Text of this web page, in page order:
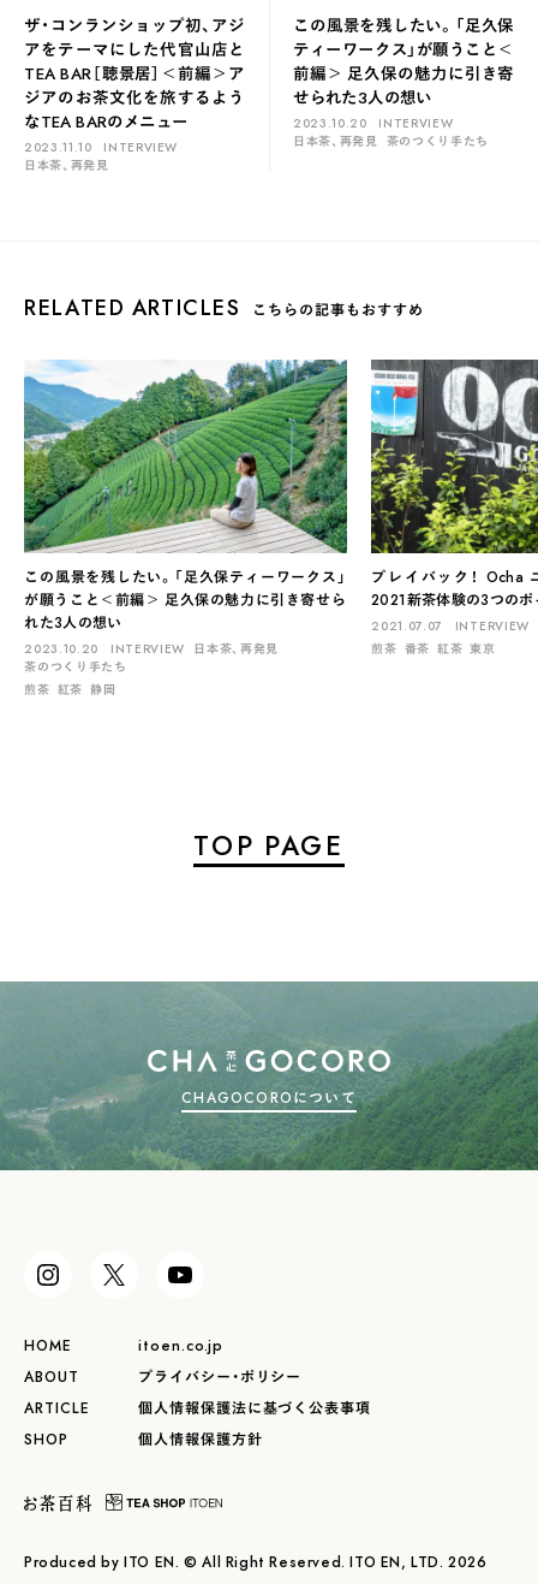
ザ・コンランショップ初、アジ
アをテーマにした代官山店と
TEA BAR［聴景居］＜前編＞ア
ジアのお茶文化を旅するよう
なTEA BARのメニュー
2023.11.10
INTERVIEW
日本茶、再発見
この風景を残したい。「足久保
ティーワークス」が願うこと＜
前編＞ 足久保の魅力に引き寄
せられた3人の想い
2023.10.20
INTERVIEW
日本茶、再発見 茶のつくり手たち
RELATED ARTICLES こちらの記事もおすすめ
この風景を残したい。「足久保ティーワークス」
が願うこと＜前編＞ 足久保の魅力に引き寄せら
れた3人の想い
2023.10.20 INTERVIEW
日本茶、再発見
茶のつくり手たち
煎茶 紅茶 静岡
プレイバック！ Ocha
2021新茶体験の3つのポ
2021.07.07
INTERVIEW
煎茶 番茶 紅茶 東京
TOP PAGE
CHAGOCOROについて
HOME
ABOUT
ARTICLE
SHOP
itoen.co.jp
プライバシー・ポリシー
個人情報保護法に基づく公表事項
個人情報保護方針
Produced by ITO EN. © All Right Reserved. ITO EN, LTD. 2026